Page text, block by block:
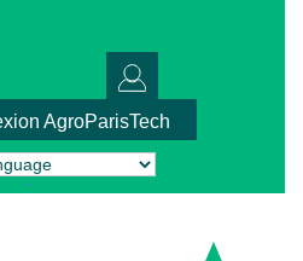
AgroParisTech
Translate